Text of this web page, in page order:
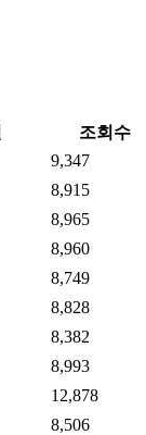
조회수
9,347
8,915
8,965
8,960
8,749
8,828
8,382
8,993
12,878
8,506